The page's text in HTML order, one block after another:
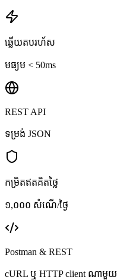
ឆ្លើយតបរហ័ស
មធ្យម < 50ms
REST API
ទម្រង់ JSON
កម្រិតឥតគិតថ្លៃ
១,០០០ សំណើ/ថ្ងៃ
Postman & REST
cURL ឬ HTTP client ណាមួយ